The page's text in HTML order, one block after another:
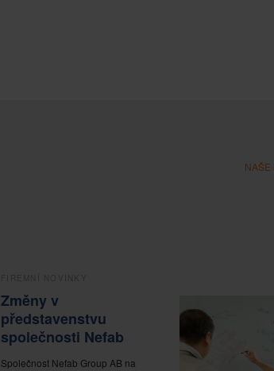
NAŠE
Změny v
představenstvu
společnosti Nefab
Společnost Nefab Group AB na